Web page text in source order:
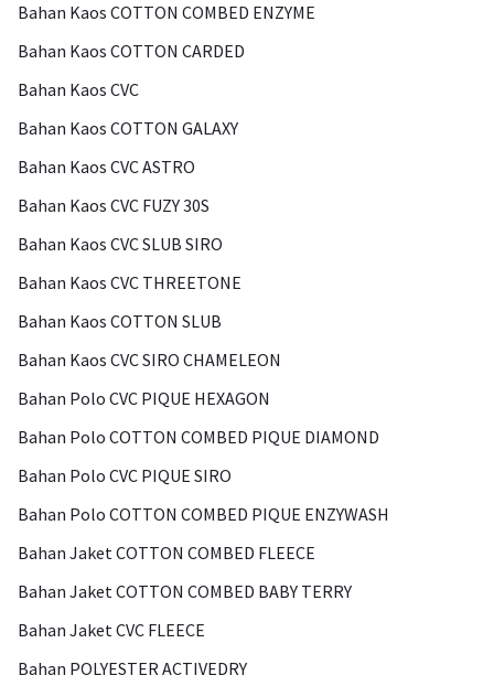
Bahan Kaos COTTON COMBED ENZYME
Bahan Kaos COTTON CARDED
Bahan Kaos CVC
Bahan Kaos COTTON GALAXY
Bahan Kaos CVC ASTRO
Bahan Kaos CVC FUZY 30S
Bahan Kaos CVC SLUB SIRO
Bahan Kaos CVC THREETONE
Bahan Kaos COTTON SLUB
Bahan Kaos CVC SIRO CHAMELEON
Bahan Polo CVC PIQUE HEXAGON
Bahan Polo COTTON COMBED PIQUE DIAMOND
Bahan Polo CVC PIQUE SIRO
Bahan Polo COTTON COMBED PIQUE ENZYWASH
Bahan Jaket COTTON COMBED FLEECE
Bahan Jaket COTTON COMBED BABY TERRY
Bahan Jaket CVC FLEECE
Bahan POLYESTER ACTIVEDRY